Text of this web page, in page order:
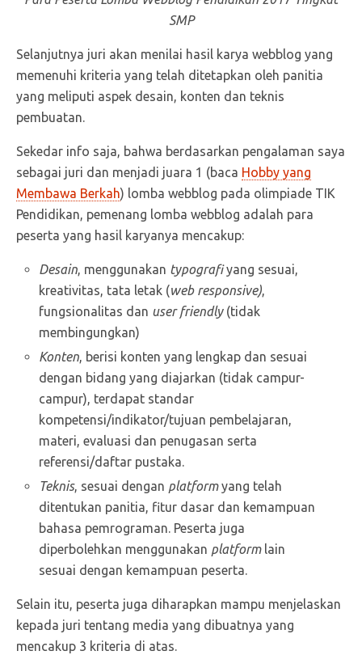
SMP
Selanjutnya juri akan menilai hasil karya webblog yang
memenuhi kriteria yang telah ditetapkan oleh panitia
yang meliputi aspek desain, konten dan teknis
pembuatan.
Sekedar info saja, bahwa berdasarkan pengalaman saya
sebagai juri dan menjadi juara 1 (baca Hobby yang
Membawa Berkah) lomba webblog pada olimpiade TIK
Pendidikan, pemenang lomba webblog adalah para
peserta yang hasil karyanya mencakup:
Desain, menggunakan typografiyang sesuai,
kreativitas, tata letak (web responsive),
fungsionalitas dan user friendly(tidak
membingungkan)
Konten, berisi konten yang lengkap dan sesuai
dengan bidang yang diajarkan (tidak campur-
campur), terdapat standar
kompetensi/indikator/tujuan pembelajaran,
materi, evaluasi dan penugasan serta
referensi/daftar pustaka.
Teknis, sesuai dengan platformyang telah
ditentukan panitia, fitur dasar dan kemampuan
bahasa pemrograman. Peserta juga
diperbolehkan menggunakan platformlain
sesuai dengan kemampuan peserta.
Selain itu, peserta juga diharapkan mampu menjelaskan
kepada juri tentang media yang dibuatnya yang
mencakup 3 kriteria di atas.